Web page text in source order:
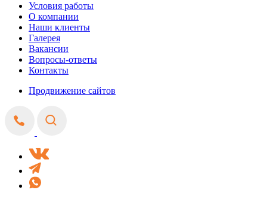
Условия работы
О компании
Наши клиенты
Галерея
Вакансии
Вопросы-ответы
Контакты
Продвижение сайтов